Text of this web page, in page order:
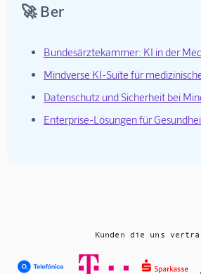
🚀 Ber
Bundesärztekammer: KI in der
Mindverse KI-Suite für
Datenschutz und Sicherheit bei
Enterprise-Lösungen für
Kunden die uns